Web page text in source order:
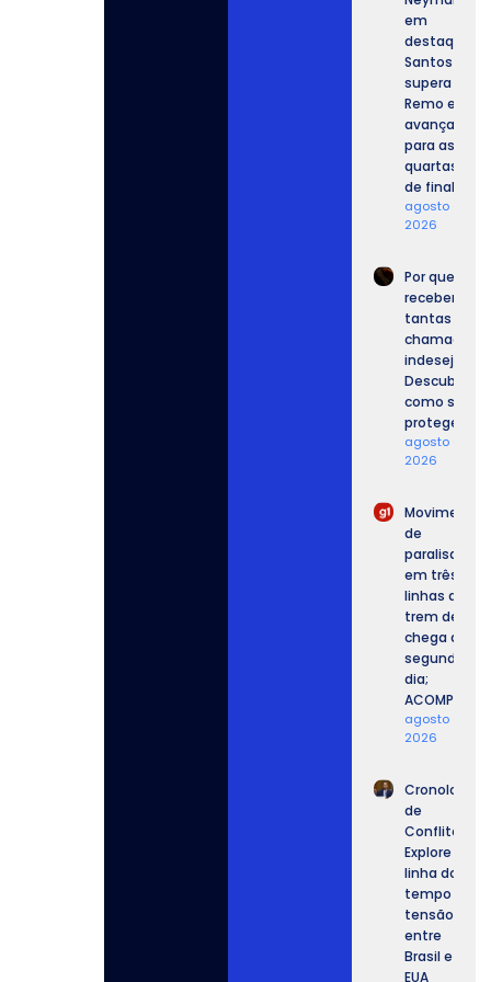
em
destaque,
Santos
supera o
Remo e
avança
para as
quartas
de final.
agosto 6,
2026
Por que
recebemos
tantas
chamadas
Descubra
como se
proteger.
agosto 6,
2026
Movimento
de
paralisação
em três
linhas de
trem de SP
chega ao
segundo
dia;
ACOMPANHE.
agosto 6,
2026
Cronologia
de
Conflitos:
Explore a
linha do
tempo da
tensão
entre
Brasil e
EUA